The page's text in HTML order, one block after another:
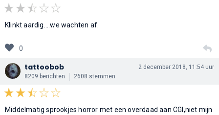
Klinkt aardig....we wachten af.
0
tattoobob
8209 berichten 2608 stemmen
2 december 2018, 11:54 uur
Middelmatig sprookjes horror met een overdaad aan CGI,niet mijn